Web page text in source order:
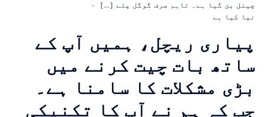
چینل بن گیا ہے۔ تاہم صرف گوگل پلے […]
نیا کیا ہے
پیاری ریچل، ہمیں آپ کے
ساتھ بات چیت کرنے میں
بڑی مشکلات کا سامنا ہے۔
جب کہ ہم نے آپ کا تکنیکی